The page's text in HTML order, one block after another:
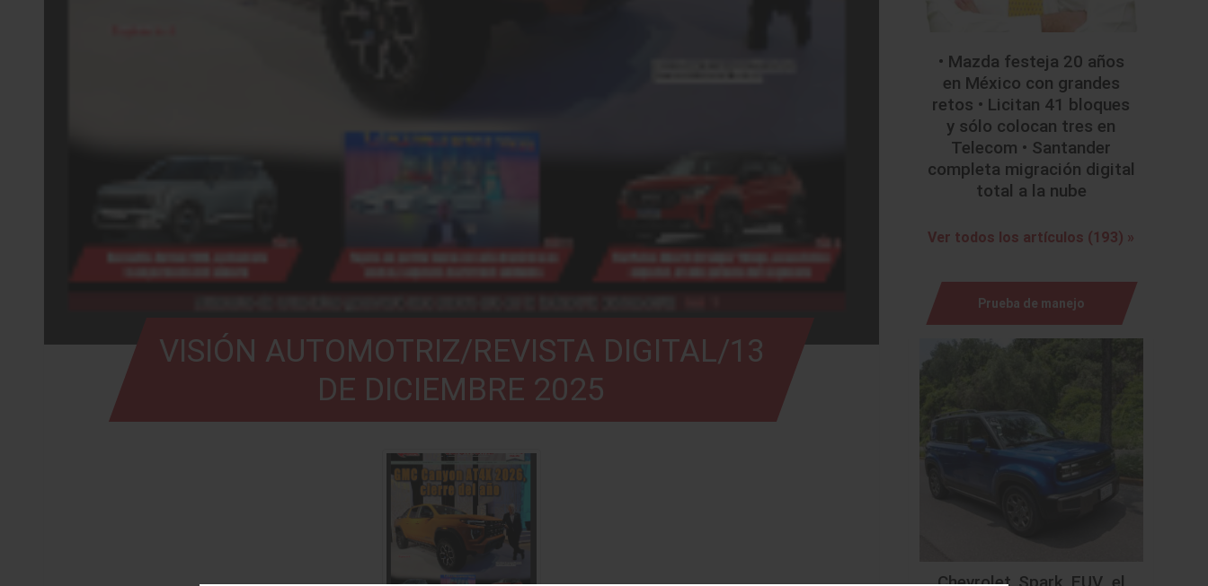
VISIÓN AUTOMOTRIZ/REVISTA DIGITAL/13
DE DICIEMBRE 2025
• Mazda festeja 20 años
en México con grandes
retos • Licitan 41 bloques
y sólo colocan tres en
Telecom • Santander
completa migración digital
total a la nube
Ver todos los artículos (193) »
Prueba de manejo